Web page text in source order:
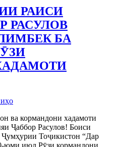
РАИСИ
РАСУЛОВ
БА
ва кормандони хадамоти
Ҷаббор Расулов! Боиси
Тоҷикистон “Дар